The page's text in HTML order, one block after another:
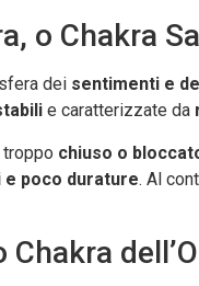
o Chakra
dei sentimenti e
e caratterizzate da
chiuso o
poco durature. Al
Chakra